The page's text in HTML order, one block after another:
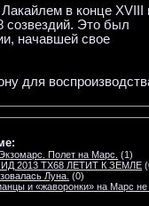
в конце XVIII
созвездий. Это был
начавшей свое
для
Полет на Марс. (1)
2013 TX68 ЛЕТИТ К ЗЕМЛЕ
Луна. (0)
и «жаворонки» на Марс не